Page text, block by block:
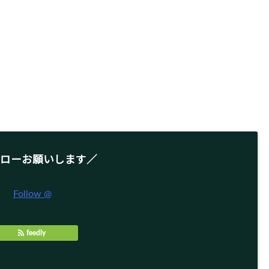
ーお願いします／
Follow @
feedly